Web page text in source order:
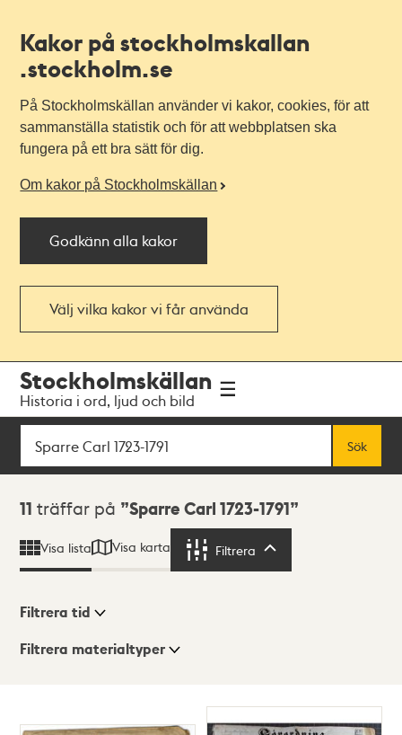
Kakor på stockholmskallan
.stockholm.se
På Stockholmskällan använder vi kakor, cookies, för att
sammanställa statistik och för att webbplatsen ska
fungera på ett bra sätt för dig.
Om kakor på Stockholmskällan
Godkänn alla kakor
Välj vilka kakor vi får använda
navigationen
huvudinnehållet
Stockholmskällan
Historia i ord, ljud och bild
Sök
Sök
Sökresultat
11 träffar på Sparre Carl 1723-1791
Visa lista Visa karta Filtrera
Visningsläge
Lista
Karta
Filtrera tid
Filtrera materialtyper